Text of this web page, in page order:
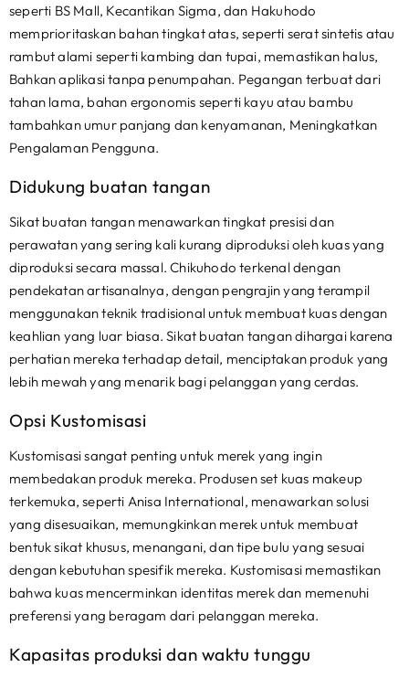
seperti BS Mall, Kecantikan Sigma, dan Hakuhodo
memprioritaskan bahan tingkat atas, seperti serat sintetis atau
rambut alami seperti kambing dan tupai, memastikan halus,
Bahkan aplikasi tanpa penumpahan. Pegangan terbuat dari
tahan lama, bahan ergonomis seperti kayu atau bambu
tambahkan umur panjang dan kenyamanan, Meningkatkan
Pengalaman Pengguna.
Didukung buatan tangan
Sikat buatan tangan menawarkan tingkat presisi dan
perawatan yang sering kali kurang diproduksi oleh kuas yang
diproduksi secara massal. Chikuhodo terkenal dengan
pendekatan artisanalnya, dengan pengrajin yang terampil
menggunakan teknik tradisional untuk membuat kuas dengan
keahlian yang luar biasa. Sikat buatan tangan dihargai karena
perhatian mereka terhadap detail, menciptakan produk yang
lebih mewah yang menarik bagi pelanggan yang cerdas.
Opsi Kustomisasi
Kustomisasi sangat penting untuk merek yang ingin
membedakan produk mereka. Produsen set kuas makeup
terkemuka, seperti Anisa International, menawarkan solusi
yang disesuaikan, memungkinkan merek untuk membuat
bentuk sikat khusus, menangani, dan tipe bulu yang sesuai
dengan kebutuhan spesifik mereka. Kustomisasi memastikan
bahwa kuas mencerminkan identitas merek dan memenuhi
preferensi yang beragam dari pelanggan mereka.
Kapasitas produksi dan waktu tunggu